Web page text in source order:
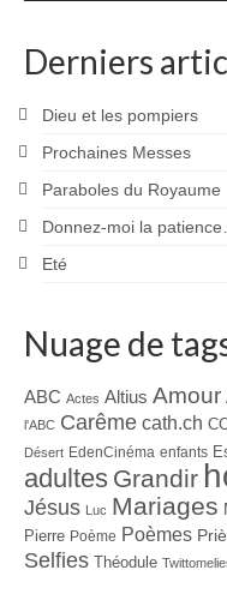
Derniers
Dieu et les pompiers
Prochaines Messes
Paraboles du Royaume
Donnez-moi la
Eté
Nuage de
ABC Actes Altius Amour
l'ABC Carême cath.ch
Désert EdenCinéma enfants
adultes Grandir
Jésus Luc Mariages
Pierre Poème Poèmes
Selfies Théodule